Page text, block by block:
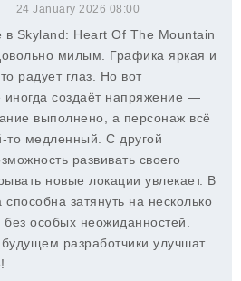
24 January 2026 08:00
в Skyland: Heart Of The Mountain
милым. Графика яркая и
радует глаз. Но вот
иногда создаёт напряжение —
выполнено, а персонаж всё
то медленный. С другой
развивать своего
новые локации увлекает. В
затянуть на несколько
без особых неожиданностей.
разработчики улучшат